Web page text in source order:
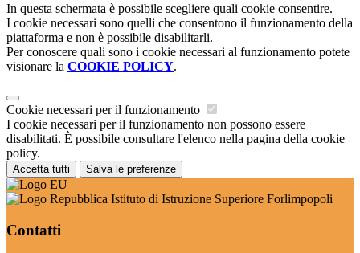
In questa schermata è possibile scegliere quali cookie consentire.
I cookie necessari sono quelli che consentono il funzionamento della
piattaforma e non è possibile disabilitarli.
Per conoscere quali sono i cookie necessari al funzionamento potete
visionare la COOKIE POLICY.
Cookie necessari per il funzionamento
I cookie necessari per il funzionamento non possono essere
disabilitati. È possibile consultare l'elenco nella pagina della cookie
policy.
Accetta tutti Salva le preferenze
Istituto di Istruzione Superiore Forlimpopoli
Contatti